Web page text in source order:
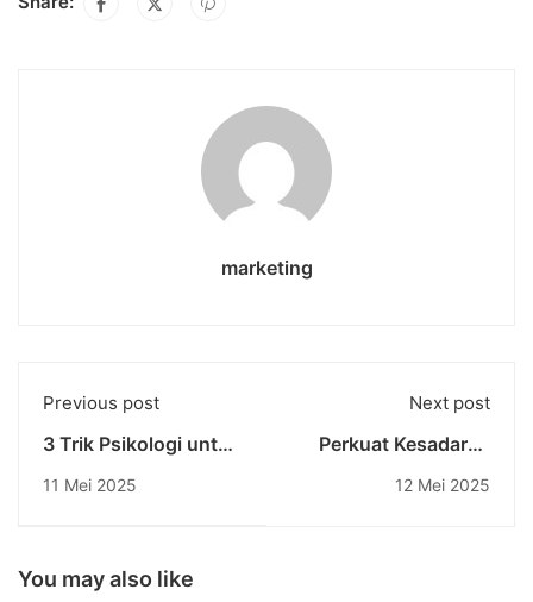
marketing
Previous post
3 Trik Psikologi untuk
Menunda-Nunda:
Kesadaran Diri
11 Mei 2025
Next post
Perkuat Kesadaran
Gelar Seminar
12 Mei 2025
You may also like